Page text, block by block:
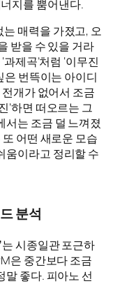
지를 뿜어낸다.
매력을 가졌고, 오
받을 수 있을 거라
제곡’처럼 ‘이무진
은 번뜩이는 아이디
개가 없어서 조금
’하면 떠오르는 그
서는 조금 덜 느껴졌
어떤 새로운 모습
움이라고 정리할 수
분석
는 시종일관 포근하
은 중간보다 조금
말 좋다. 피아노 선